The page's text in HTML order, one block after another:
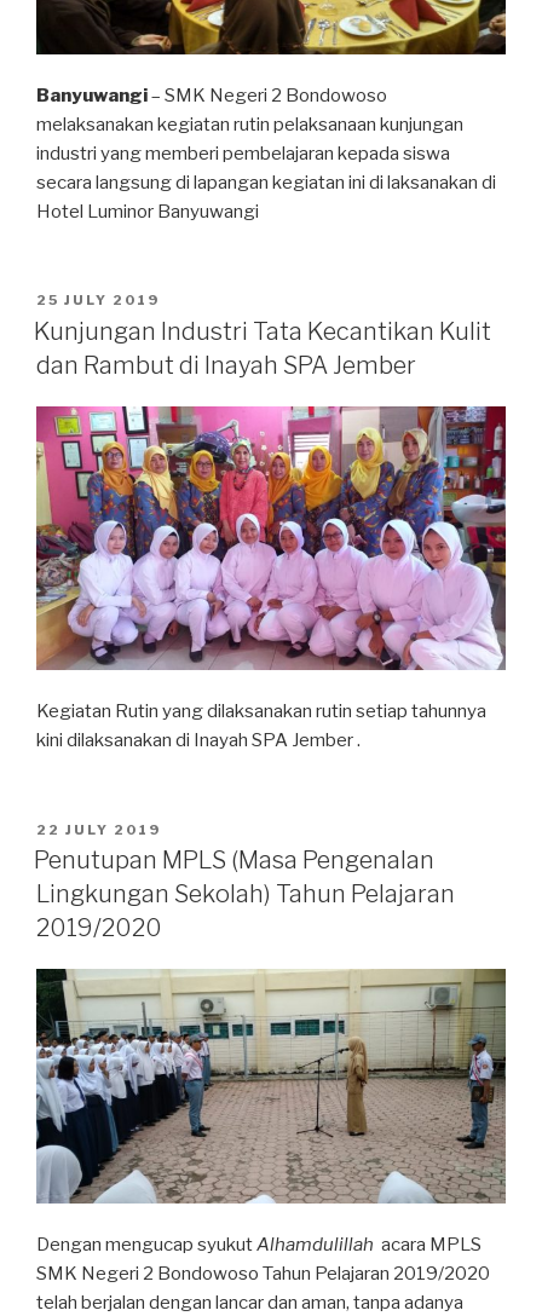
Banyuwangi– SMK Negeri 2 Bondowoso
melaksanakan kegiatan rutin pelaksanaan kunjungan
industri yang memberi pembelajaran kepada siswa
secara langsung di lapangan kegiatan ini di laksanakan di
Hotel Luminor Banyuwangi
25 JULY 2019
Kunjungan Industri Tata Kecantikan Kulit
dan Rambut di Inayah SPA Jember
Kegiatan Rutin yang dilaksanakan rutin setiap tahunnya
kini dilaksanakan di Inayah SPA Jember .
22 JULY 2019
Penutupan MPLS (Masa Pengenalan
Lingkungan Sekolah) Tahun Pelajaran
2019/2020
Dengan mengucap syukutAlhamdulillah acara MPLS
SMK Negeri 2 Bondowoso Tahun Pelajaran 2019/2020
telah berjalan dengan lancar dan aman, tanpa adanya